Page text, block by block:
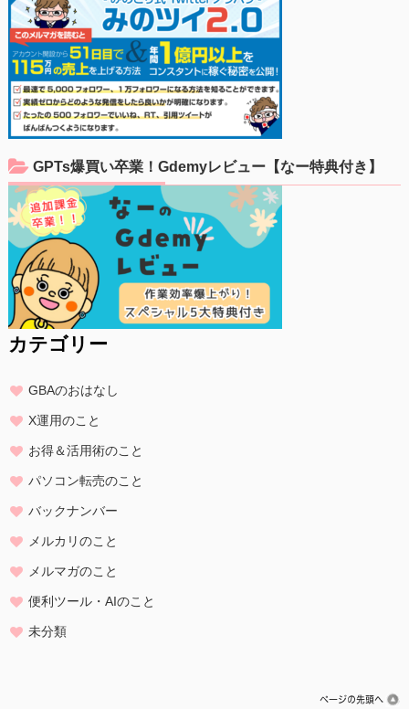
GPTs爆買い卒業！Gdemyレビュー【なー特典付き】
カテゴリー
GBAのおはなし
X運用のこと
お得＆活用術のこと
パソコン転売のこと
バックナンバー
メルカリのこと
メルマガのこと
便利ツール・AIのこと
未分類